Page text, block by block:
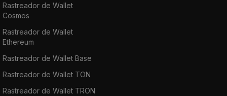
Rastreador de Wallet
Cosmos
Rastreador de Wallet
Ethereum
Rastreador de Wallet Base
Rastreador de Wallet TON
Rastreador de Wallet TRON